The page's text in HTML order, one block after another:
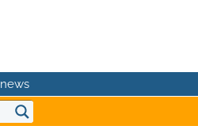
news